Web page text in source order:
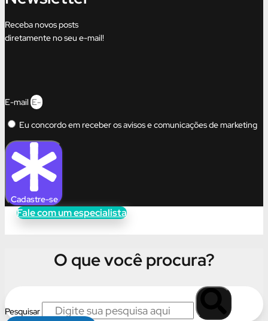
Receba novos posts
diretamente no seu e-mail!
E-mail
Eu concordo em receber os avisos e comunicações de marketing
Cadastre-se
Fale com um especialista
O que você procura?
Pesquisar